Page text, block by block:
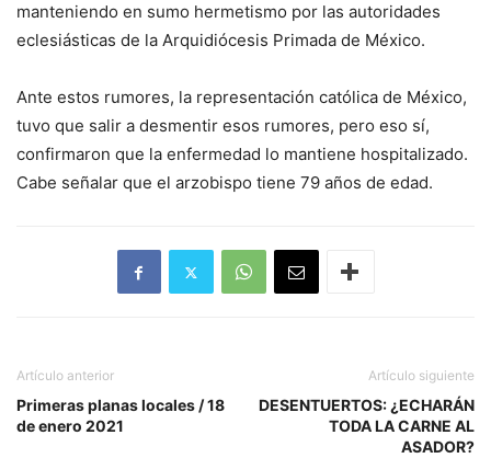
manteniendo en sumo hermetismo por las autoridades
eclesiásticas de la Arquidiócesis Primada de México.
Ante estos rumores, la representación católica de México,
tuvo que salir a desmentir esos rumores, pero eso sí,
confirmaron que la enfermedad lo mantiene hospitalizado.
Cabe señalar que el arzobispo tiene 79 años de edad.
Artículo anterior
Primeras planas locales / 18
de enero 2021
Artículo siguiente
DESENTUERTOS: ¿ECHARÁN
TODA LA CARNE AL
ASADOR?